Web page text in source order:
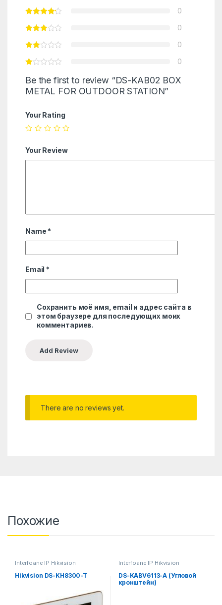
0
0
0
0
Be the first to review “DS-KAB02 BOX
METAL FOR OUTDOOR STATION”
Your Rating
Your Review
Name *
Email *
Сохранить моё имя, email и адрес сайта в
этом браузере для последующих моих
комментариев.
There are no reviews yet.
Похожие
Interfoane IP Hikvision
Hikvision DS-KH8300-T
Interfoane IP Hikvision
DS-KABV6113-A (Угловой
кронштейн)